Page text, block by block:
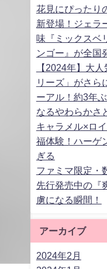
花見にぴったり
新登場！ジェラ
味『ミックスベ
ンゴー』が全国
【2024年】大
リーズ」がさら
ーアル！約3年
なるやわらかさ
キャラメル×ロ
福体験！ハーゲ
ぎる
ファミマ限定・
先行発売中の『
虜になる瞬間！
アーカイブ
2024年2月